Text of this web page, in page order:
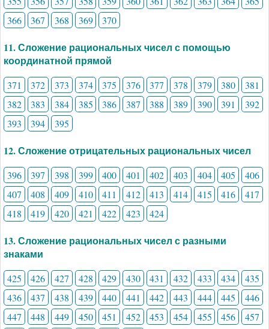
366
367 368 369 370
11. Сложение рациональных чисел с помощью
координатной прямой
371 372 373 374 375 376 377 378 379 380
381
382
383 384 385 386 387 388 389 390 391
392
393
394 395
12. Сложение отрицательных рациональных чисел
396 397 398 399 400 401 402 403 404 405
406
407
408 409 410 411 412 413 414 415 416
417
418
419 420 421 422 423 424
13. Сложение рациональных чисел с разными
знаками
425 426 427 428 429 430 431 432 433 434
435
436
437 438 439 440 441 442 443 444 445
446
447
448 449 450 451 452 453 454 455 456
457